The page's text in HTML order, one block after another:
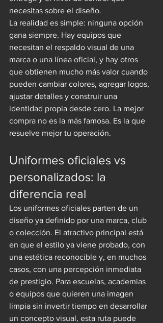
necesitas sobre el diseño.
La realidad es simple: ninguna opción
gana siempre. Hay equipos que
necesitan el respaldo visual de una
marca o una línea oficial, y hay otros
que obtienen mucho más valor cuando
pueden cambiar colores, agregar logos,
ajustar detalles y construir una
identidad propia desde cero. La mejor
compra no es la más famosa. Es la que
resuelve mejor tu operación.
Uniformes oficiales vs
personalizados: la
diferencia real
Los uniformes oficiales parten de un
diseño ya definido por una marca, club
o colección. El atractivo principal está
en que el estilo ya viene probado, con
una estética reconocible y, en muchos
casos, con una percepción inmediata
de prestigio. Para escuelas, academias
o equipos que quieren una imagen
limpia sin invertir tiempo en desarrollar
un concepto visual, esta ruta puede